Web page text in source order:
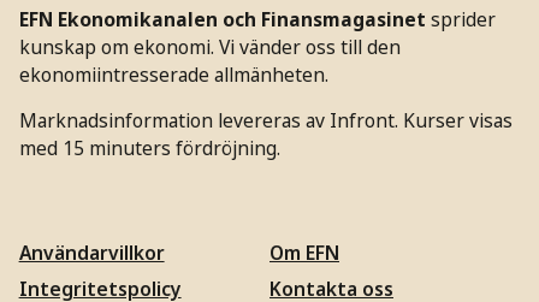
EFN Ekonomikanalen och Finansmagasinet sprider
kunskap om ekonomi. Vi vänder oss till den
ekonomiintresserade allmänheten.
Marknadsinformation levereras av Infront. Kurser visas
med 15 minuters fördröjning.
Användarvillkor
Integritetspolicy
Om EFN
Kontakta oss